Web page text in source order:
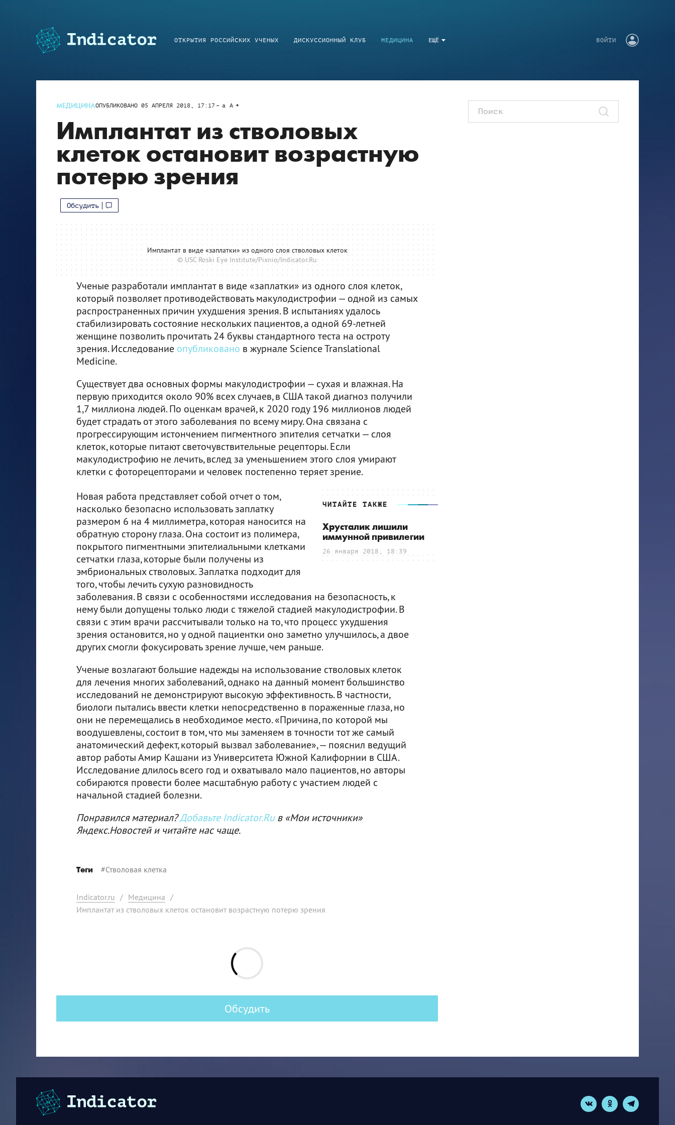
ЕЩЁ
ОТКРЫТИЯ РОССИЙСКИХ УЧЕНЫХ ДИСКУССИОННЫЙ КЛУБ МЕДИЦИНА ВОЙТИ
МЕДИЦИНАОПУБЛИКОВАНО 05 АПРЕЛЯ 2018, 17:17 a A
Имплантат из стволовых
клеток остановит возрастную
потерю зрения
Обсудить
Имплантат в виде «заплатки» из одного слоя стволовых клеток
© USC Roski Eye Institute/Pixnio/Indicator.Ru
Ученые разработали имплантат в виде «заплатки» из одного слоя клеток,
который позволяет противодействовать макулодистрофии — одной из самых
распространенных причин ухудшения зрения. В испытаниях удалось
стабилизировать состояние нескольких пациентов, а одной 69-летней
женщине позволить прочитать 24 буквы стандартного теста на остроту
зрения. Исследование опубликовано в журнале Science Translational
Medicine.
Существует два основных формы макулодистрофии — сухая и влажная. На
первую приходится около 90% всех случаев, в США такой диагноз получили
1,7 миллиона людей. По оценкам врачей, к 2020 году 196 миллионов людей
будет страдать от этого заболевания по всему миру. Она связана с
прогрессирующим истончением пигментного эпителия сетчатки — слоя
клеток, которые питают светочувствительные рецепторы. Если
макулодистрофию не лечить, вслед за уменьшением этого слоя умирают
клетки с фоторецепторами и человек постепенно теряет зрение.
ЧИТАЙТЕ ТАКЖЕ
Хрусталик лишили
иммунной привилегии
26 января 2018, 18:39
Новая работа представляет собой отчет о том,
насколько безопасно использовать заплатку
размером 6 на 4 миллиметра, которая наносится на
обратную сторону глаза. Она состоит из полимера,
покрытого пигментными эпителиальными клетками
сетчатки глаза, которые были получены из
эмбриональных стволовых. Заплатка подходит для
того, чтобы лечить сухую разновидность
заболевания. В связи с особенностями исследования на безопасность, к
нему были допущены только люди с тяжелой стадией макулодистрофии. В
связи с этим врачи рассчитывали только на то, что процесс ухудшения
зрения остановится, но у одной пациентки оно заметно улучшилось, а двое
других смогли фокусировать зрение лучше, чем раньше.
Ученые возлагают большие надежды на использование стволовых клеток
для лечения многих заболеваний, однако на данный момент большинство
исследований не демонстрируют высокую эффективность. В частности,
биологи пытались ввести клетки непосредственно в пораженные глаза, но
они не перемещались в необходимое место. «Причина, по которой мы
воодушевлены, состоит в том, что мы заменяем в точности тот же самый
анатомический дефект, который вызвал заболевание», — пояснил ведущий
автор работы Амир Кашани из Университета Южной Калифорнии в США.
Исследование длилось всего год и охватывало мало пациентов, но авторы
собираются провести более масштабную работу с участием людей с
начальной стадией болезни.
Понравился материал?Добавьте Indicator.Ruв «Мои источники»
Яндекс.Новостей и читайте нас чаще.
Теги #Стволовая клетка
Indicator.ru / Медицина /
Имплантат из стволовых клеток остановит возрастную потерю зрения
Обсудить